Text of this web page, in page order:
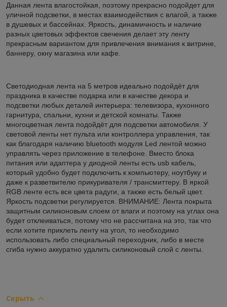
Данная лента влагостойкая, поэтому прекрасно подойдет для
уличной подсветки, в местах взаимодействия с влагой, а также
в душевых и бассейнах. Яркость, динамичность и наличие
разных цветовых эффектов свечения делает эту ленту
прекрасным вариантом для привлечения внимания к витрине,
баннеру, окну магазина или кафе.
Светодиодная лента на 5 метров идеально подойдёт для
праздника в качестве подарка или в качестве декора и
подсветки любых деталей интерьера: телевизора, кухонного
гарнитура, спальни, кухни и детской комнаты. Также
многоцветная лента подойдёт для подсветки автомобиля. У
световой ленты нет пульта или контроллера управления, так
как благодаря наличию bluetooth модуля Led лентой можно
управлять через приложение в телефоне. Вместо блока
питания или адаптера у диодной ленты есть usb кабель,
который удобно будет подключить к компьютеру, ноутбуку и
даже к разветвителю прикуривателя / трансмиттеру. В яркой
RGB ленте есть все цвета радуги, а также есть белый цвет.
Яркость подсветки регулируется. ВНИМАНИЕ: Лента покрыта
защитным силиконовым слоем от влаги и поэтому на углах она
будет отклеиваться, потому что не рассчитана на это, так что
если хотите приклеть ленту на угол, то необходимо
использовать либо специальный переходник, либо в месте
сгиба нужно аккуратно удалить силиконовый слой с ленты.
Скрыть